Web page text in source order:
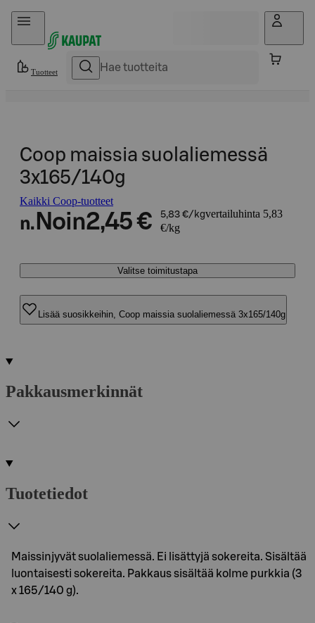
Hyppää sisältöön
Tuotteet
Coop maissia suolaliemessä
3x165/140g
Kaikki Coop-tuotteet
n. Noin2,45 € 5,83 €/kgvertailuhinta 5,83
€/kg
Valitse toimitustapa
Lisää suosikkeihin, Coop maissia suolaliemessä 3x165/140g
Pakkausmerkinnät
Tuotetiedot
Maissinjyvät suolaliemessä. Ei lisättyjä sokereita. Sisältää
luontaisesti sokereita. Pakkaus sisältää kolme purkkia (3
x 165/140 g).